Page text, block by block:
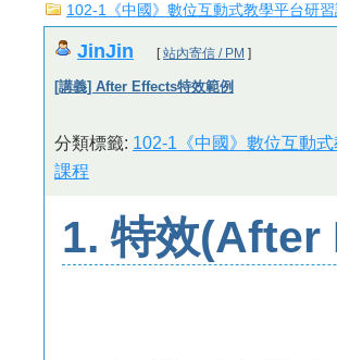
102-1《中國》數位互動式教學平台研習
JinJin [站內寄信 / PM ]
[講義] After Effects特效範例
分類標籤: 102-1《中國》數位互動
課程
1. 特效